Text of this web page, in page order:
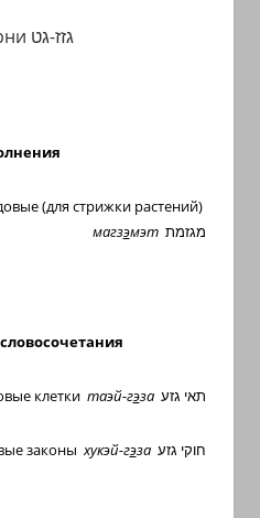
(для стрижки растений)
магзэмэт מגזמת
клетки таэй-гэза תאי גזע
законы хукэй-гэза חוקי גזע